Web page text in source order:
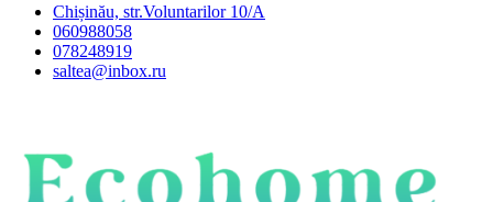
Chișinău, str.Voluntarilor 10/A
060988058
078248919
saltea@inbox.ru